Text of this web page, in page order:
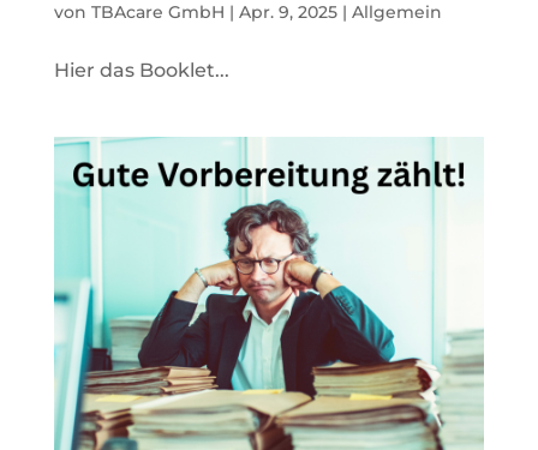
von TBAcare GmbH | Apr. 9, 2025| Allgemein
Hier das Booklet...